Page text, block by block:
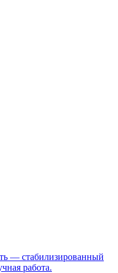
— стабилизированный
работа.